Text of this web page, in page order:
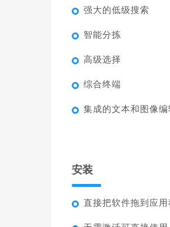
强大的低级搜索
智能分拣
高级选择
综合终端
集成的文本和图像编
安装
直接把软件拖到应用